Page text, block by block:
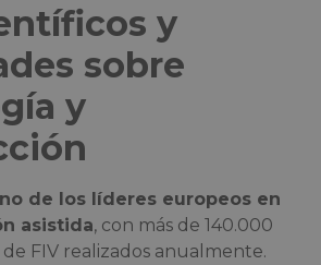
y
sobre
y
de los líderes europeos en
asistida, con más de 140.000
FIV realizados anualmente.